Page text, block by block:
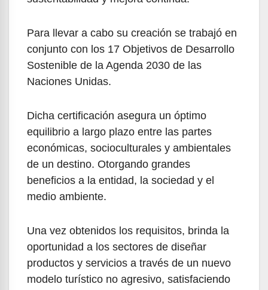
Para llevar a cabo su creación se trabajó en
conjunto con los 17 Objetivos de Desarrollo
Sostenible de la Agenda 2030 de las
Naciones Unidas.
Dicha certificación asegura un óptimo
equilibrio a largo plazo entre las partes
económicas, socioculturales y ambientales
de un destino. Otorgando grandes
beneficios a la entidad, la sociedad y el
medio ambiente.
Una vez obtenidos los requisitos, brinda la
oportunidad a los sectores de diseñar
productos y servicios a través de un nuevo
modelo turístico no agresivo, satisfaciendo